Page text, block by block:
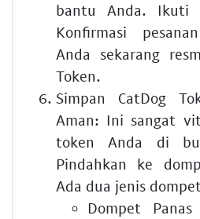
bantu Anda. Ikuti
Konfirmasi
Anda sekarang
Token.
Simpan CatDog
Aman: Ini sangat
token Anda di
Pindahkan ke
Ada dua jenis
Dompet